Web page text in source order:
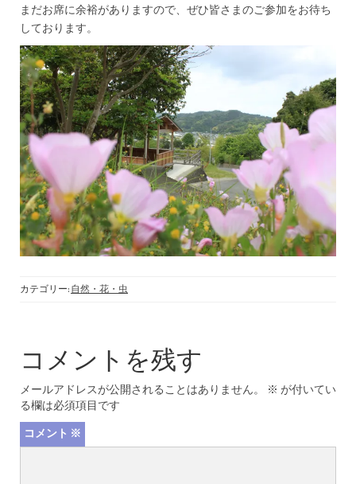
まだお席に余裕がありますので、ぜひ皆さまのご参加をお待ち
しております。
カテゴリー:自然・花・虫
コメントを残す
メールアドレスが公開されることはありません。 ※ が付いてい
る欄は必須項目です
コメント ※